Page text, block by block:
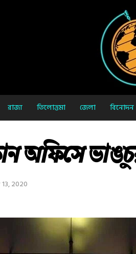
রাজ্য তিলোত্তমা জেলা বিনোদন
অফিসে
2020